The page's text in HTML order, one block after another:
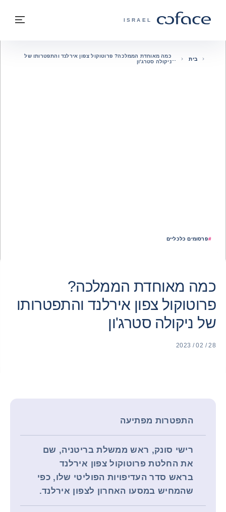
COFACE - אתר הקבוצה
ISRAEL
בחזרה לעמוד הבית
#פרסומים כלכליים
בית
כמה מאוחדת הממלכה? פרוטוקול צפון אירלנד והתפטרותו של
ניקולה סטרג'ון
כמה מאוחדת הממלכה?
פרוטוקול צפון אירלנד והתפטרותו
של ניקולה סטרג'ון
28 / 02 / 2023
התפטרות מפתיעה
רישי סונק, ראש ממשלת בריטניה, שם
את החלטת פרוטוקול צפון אירלנד
בראש סדר העדיפויות הפוליטי שלו, כפי
שהמחיש במסעו האחרון לצפון אירלנד.